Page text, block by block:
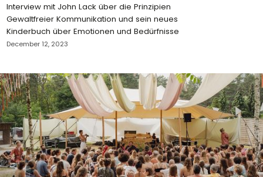
Interview mit John Lack über die Prinzipien
Gewaltfreier Kommunikation und sein neues
Kinderbuch über Emotionen und Bedürfnisse
December 12, 2023